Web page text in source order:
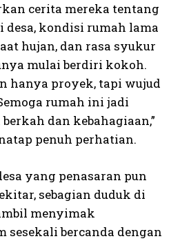
cerita mereka tentang
desa, kondisi rumah lama
hujan, dan rasa syukur
mulai berdiri kokoh.
hanya proyek, tapi wujud
rumah ini jadi
dan kebahagiaan,”
penuh perhatian.
yang penasaran pun
sebagian duduk di
menyimak
sesekali bercanda dengan